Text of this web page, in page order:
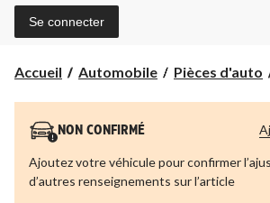
Se connecter
Accueil Automobile Pièces d'auto
NON CONFIRMÉ
Ajoutez votre véhicule pour confirmer
d’autres renseignements sur l’article